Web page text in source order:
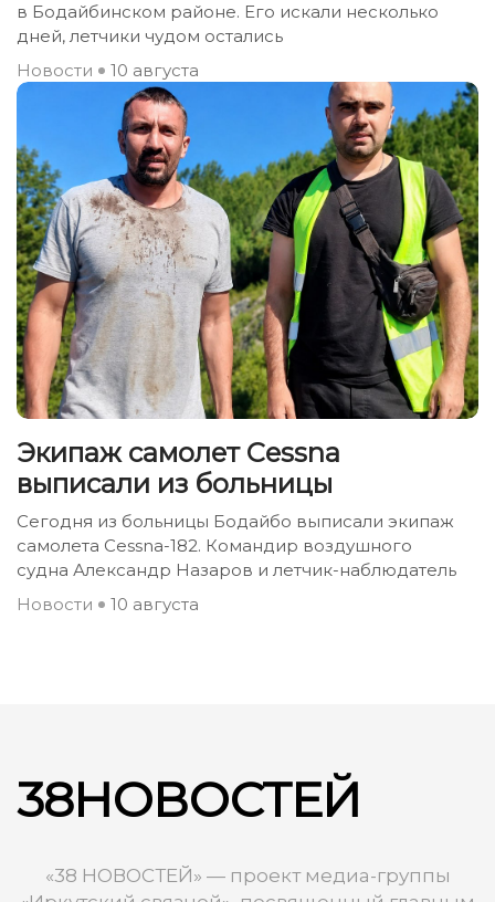
в Бодайбинском районе. Его искали несколько
дней, летчики чудом остались
Новости
10 августа
Экипаж самолет Сessna
выписали из больницы
Сегодня из больницы Бодайбо выписали экипаж
самолета Сessna-182. Командир воздушного
судна Александр Назаров и летчик-наблюдатель
Новости
10 августа
38НОВОСТЕЙ
«38 НОВОСТЕЙ» — проект медиа-группы